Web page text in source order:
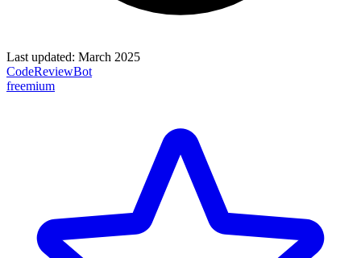
Last updated: March 2025
CodeReviewBot
freemium